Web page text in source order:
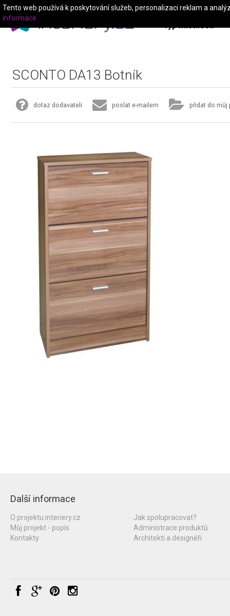
Typ místnosti
SCONTO DA13 Botník
dotaz dodavateli poslat e-mailem přidat do můj
Další informace
O projektu interiery.cz
Můj projekt - popis
Kontakty
Jak spolupracovat?
Administrace produktů
Architekti a designéři
Tento web používá k poskytování služeb, personalizaci reklam a
informace